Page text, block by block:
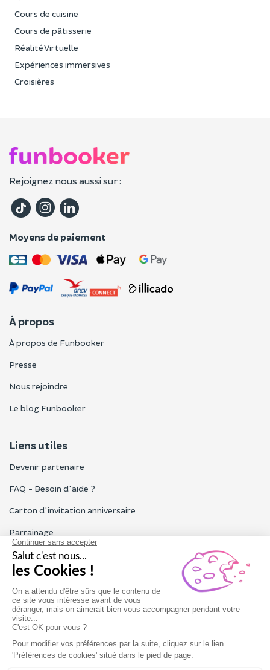
Cours de cuisine
Cours de pâtisserie
Réalité Virtuelle
Expériences immersives
Croisières
Rejoignez nous aussi sur :
Moyens de paiement
À propos
À propos de Funbooker
Presse
Nous rejoindre
Le blog Funbooker
Liens utiles
Devenir partenaire
FAQ - Besoin d'aide ?
Carton d'invitation anniversaire
Parrainage
Tous les avis Funbooker
Particuliers, entreprises, professionnels
Notre service client est ouvert du lundi au vendredi de 9h à 18h
Nous contacter